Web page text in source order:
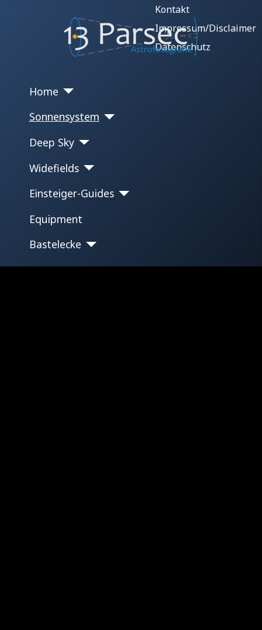
Kontakt
Impressum/Disclaimer
Datenschutz
Home
Sonnensystem
Deep Sky
Widefields
Einsteiger-Guides
Equipment
Bastelecke